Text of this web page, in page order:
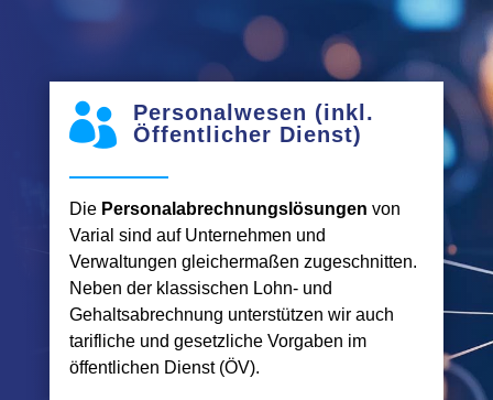

Personalwesen (inkl.
Öffentlicher Dienst)
Die Personalabrechnungslösungen von
Varial sind auf Unternehmen und
Verwaltungen gleichermaßen zugeschnitten.
Neben der klassischen Lohn- und
Gehaltsabrechnung unterstützen wir auch
tarifliche und gesetzliche Vorgaben im
öffentlichen Dienst (ÖV).